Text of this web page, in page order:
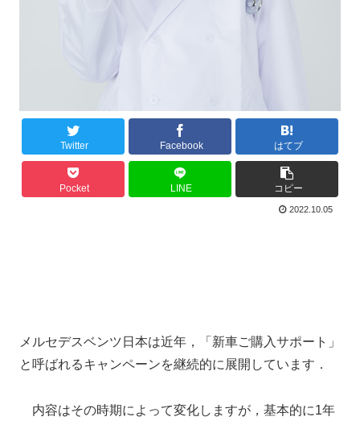
Twitter Facebook はてブ
Pocket LINE コピー
2022.10.05
メルセデスベンツ日本は近年，「新車ご購入サポート」
と呼ばれるキャンペーンを継続的に展開しています．
内容はその時期によって変化しますが，基本的に1年